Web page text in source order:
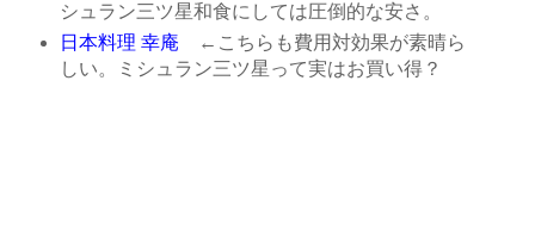
シュラン三ツ星和食にしては圧倒的な安さ。
日本料理 幸庵 ←こちらも費用対効果が素晴ら
しい。ミシュラン三ツ星って実はお買い得？